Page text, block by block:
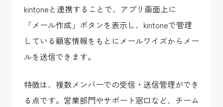
kintoneと連携することで、アプリ画面上に
「メール作成」ボタンを表示し、kintoneで管理
している顧客情報をもとにメールワイズからメー
ルを送信できます。
特徴は、複数メンバーでの受信・送信管理ができ
る点です。営業部門やサポート窓口など、チーム